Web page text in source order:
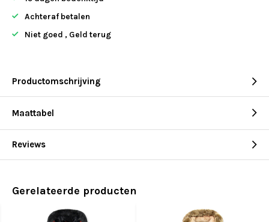
Achteraf betalen
Niet goed , Geld terug
Productomschrijving
Maattabel
Reviews
Gerelateerde producten